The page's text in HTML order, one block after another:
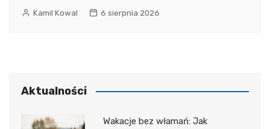
Kamil Kowal 6 sierpnia 2026
Aktualności
Wakacje bez włamań: Jak